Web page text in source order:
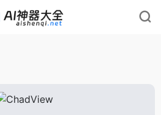
rnrn rnrn